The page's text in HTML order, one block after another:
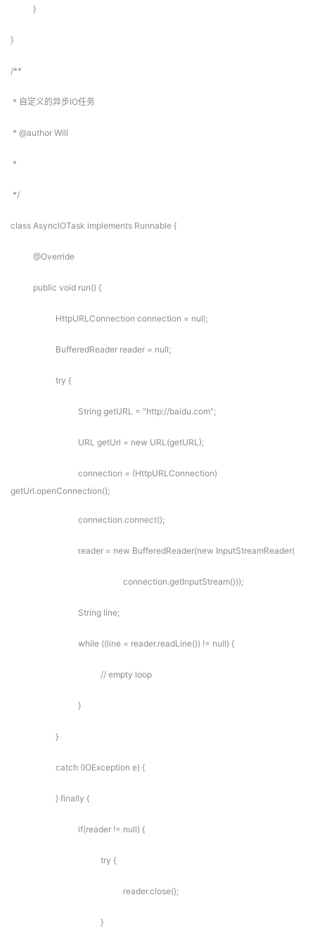
}
}
/**
* 自定义的异步IO任务
* @author Will
*
*/
class AsyncIOTask implements Runnable {
@Override
public void run() {
HttpURLConnection connection = null;
BufferedReader reader = null;
try {
String getURL = "http://baidu.com";
URL getUrl = new URL(getURL);
connection = (HttpURLConnection)
getUrl.openConnection();
connection.connect();
reader = new BufferedReader(new InputStreamReader(
connection.getInputStream()));
String line;
while ((line = reader.readLine()) != null) {
// empty loop
}
}
catch (IOException e) {
} finally {
if(reader != null) {
try {
reader.close();
}